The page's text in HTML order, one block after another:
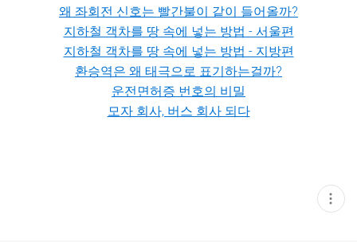
왜 좌회전 신호는 빨간불이 같이 들어올까?
지하철 객차를 땅 속에 넣는 방법 - 서울편
지하철 객차를 땅 속에 넣는 방법 - 지방편
환승역은 왜 태극으로 표기하는걸까?
운전면허증 번호의 비밀
모자 회사, 버스 회사 되다
현
재